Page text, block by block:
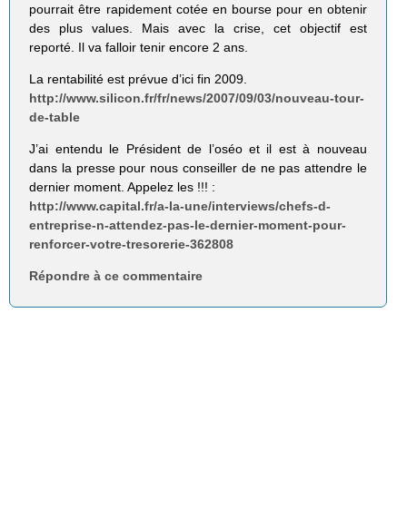
pourrait être rapidement cotée en bourse pour en obtenir
des plus values. Mais avec la crise, cet objectif est
reporté. Il va falloir tenir encore 2 ans.
La rentabilité est prévue d’ici fin 2009.
http://www.silicon.fr/fr/news/2007/09/03/nouveau-tour-
de-table
J’ai entendu le Président de l’oséo et il est à nouveau
dans la presse pour nous conseiller de ne pas attendre le
dernier moment. Appelez les !!! :
http://www.capital.fr/a-la-une/interviews/chefs-d-
entreprise-n-attendez-pas-le-dernier-moment-pour-
renforcer-votre-tresorerie-362808
Répondre à ce commentaire